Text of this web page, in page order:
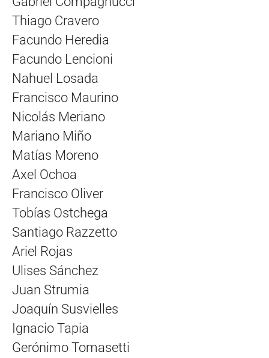
Thiago Cravero
Facundo Heredia
Facundo Lencioni
Nahuel Losada
Francisco Maurino
Nicolás Meriano
Mariano Miño
Matías Moreno
Axel Ochoa
Francisco Oliver
Tobías Ostchega
Santiago Razzetto
Ariel Rojas
Ulises Sánchez
Juan Strumia
Joaquín Susvielles
Ignacio Tapia
Gerónimo Tomasetti